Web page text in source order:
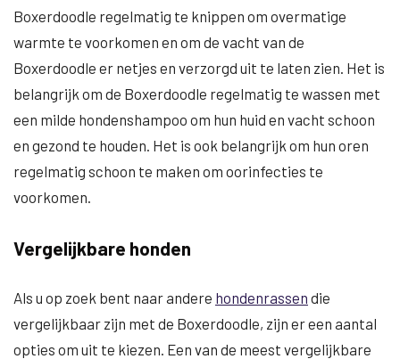
Boxerdoodle regelmatig te knippen om overmatige
warmte te voorkomen en om de vacht van de
Boxerdoodle er netjes en verzorgd uit te laten zien. Het is
belangrijk om de Boxerdoodle regelmatig te wassen met
een milde hondenshampoo om hun huid en vacht schoon
en gezond te houden. Het is ook belangrijk om hun oren
regelmatig schoon te maken om oorinfecties te
voorkomen.
Vergelijkbare honden
Als u op zoek bent naar andere hondenrassen die
vergelijkbaar zijn met de Boxerdoodle, zijn er een aantal
opties om uit te kiezen. Een van de meest vergelijkbare